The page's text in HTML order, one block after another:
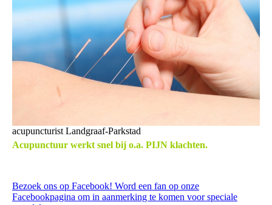
acupuncturist Landgraaf-Parkstad
Acupunctuur werkt snel bij o.a. PIJN klachten.
Bezoek ons op Facebook! Word een fan op onze
Facebookpagina om in aanmerking te komen voor speciale